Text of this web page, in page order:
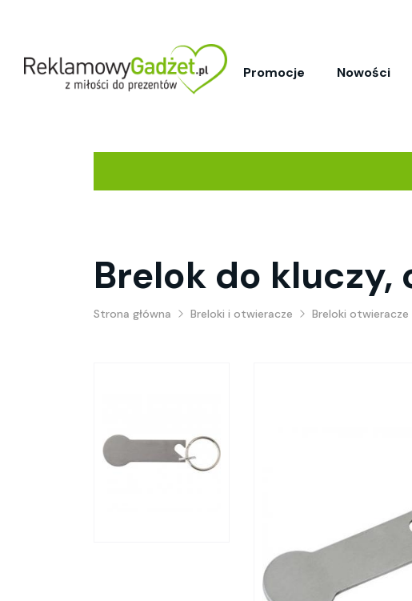
Promocje Nowości
Brelok do
Strona główna Breloki i otwieracze Breloki